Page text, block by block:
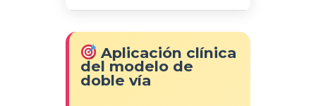
Aplicación clínica
del modelo de
doble vía